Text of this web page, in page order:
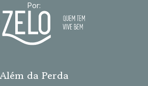
Por:
Além da Perda